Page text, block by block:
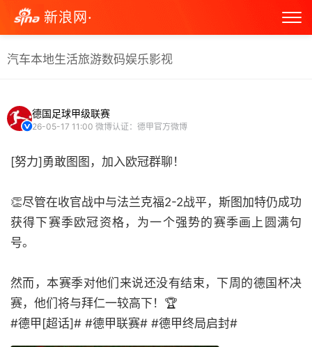
新浪网·
汽车本地生活旅游数码娱乐影视
德国足球甲级联赛
26-05-17 11:00 微博认证：德甲官方微博
[努力]勇敢图图，加入欧冠群聊！
👏尽管在收官战中与法兰克福2-2战平，斯图加特仍成功
获得下赛季欧冠资格，为一个强势的赛季画上圆满句
号。
然而，本赛季对他们来说还没有结束，下周的德国杯决
赛，他们将与拜仁一较高下！🏆
#德甲[超话]# #德甲联赛# #德甲终局启封# ​